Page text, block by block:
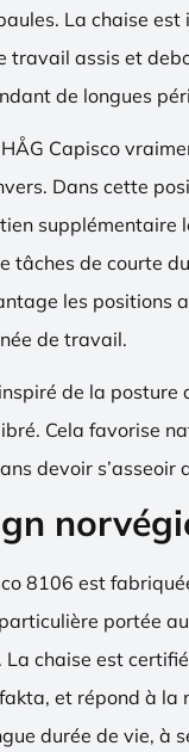
La chaise
travail assis et
de longues
Capisco
Dans cette
supplémentaire
tâches de courte
les positions
de travail.
de la posture
Cela favorise
devoir s’asseoir
8106 est
portée
chaise est
et répond à la
durée de vie, à